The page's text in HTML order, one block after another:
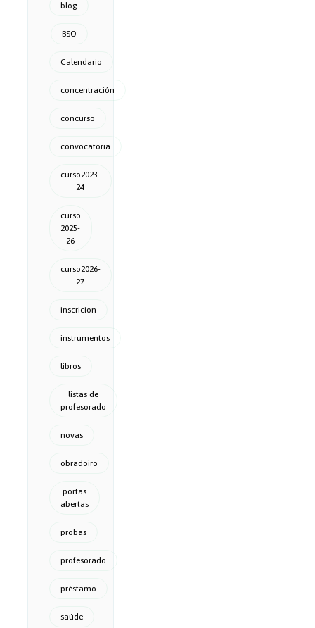
blog
BSO
Calendario
concentración
concurso
convocatoria
curso2023-
24
curso
2025-
26
curso2026-
27
inscricion
instrumentos
libros
listas de
profesorado
novas
obradoiro
portas
abertas
probas
profesorado
préstamo
saúde